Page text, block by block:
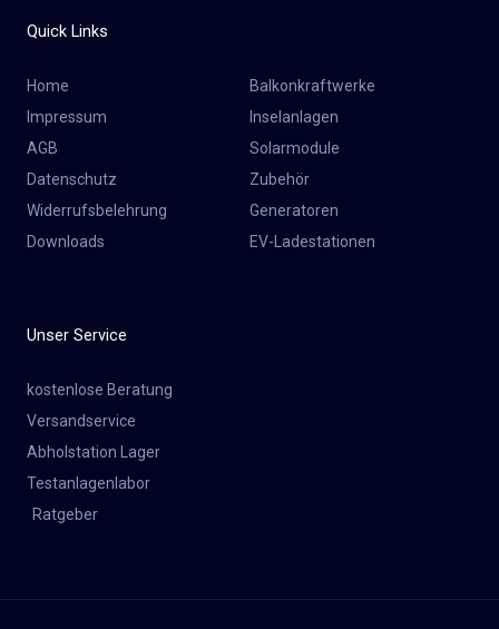
Quick Links
Home
Impressum
AGB
Datenschutz
Widerrufsbelehrung
Downloads
Balkonkraftwerke
Inselanlagen
Solarmodule
Zubehör
Generatoren
EV-Ladestationen
Unser Service
kostenlose Beratung
Versandservice
Abholstation Lager
Testanlagenlabor
Ratgeber